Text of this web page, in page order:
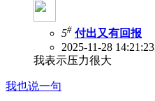
5# 付出又有回报
2025-11-28 14:21:23
我表示压力很大
我也说一句